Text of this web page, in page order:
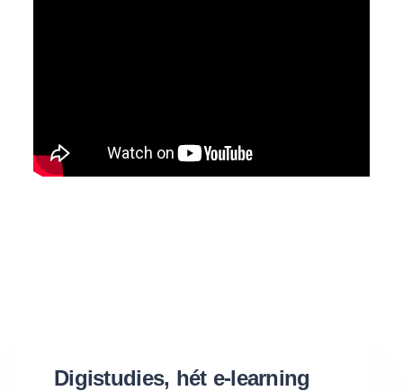
Digistudies, hét e-learning